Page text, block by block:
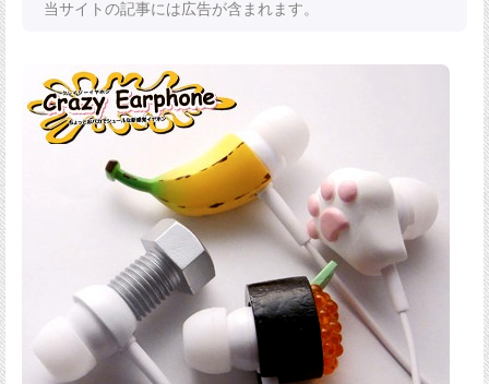
当サイトの記事には広告が含まれます。